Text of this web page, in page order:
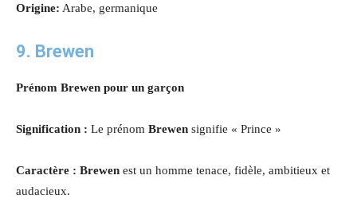
Origine: Arabe, germanique
9. Brewen
Prénom Brewen pour un garçon
Signification : Le prénom Brewen signifie « Prince »
Caractère : Brewen est un homme tenace, fidèle, ambitieux et
audacieux.